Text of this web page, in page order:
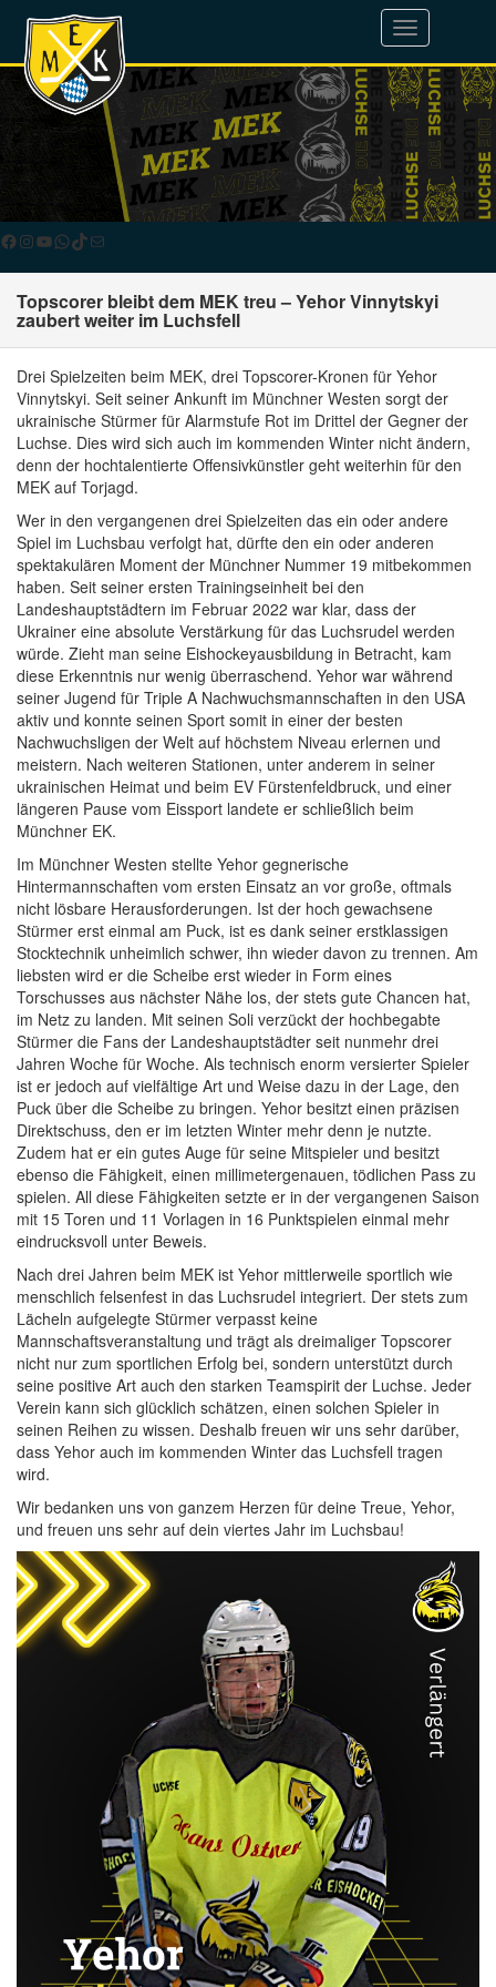
Toggle
navigation
Facebook
Instagram
YouTube
WhatsApp
TikTok
E-Mail
Topscorer bleibt dem MEK treu – Yehor Vinnytskyi
zaubert weiter im Luchsfell
Drei Spielzeiten beim MEK, drei Topscorer-Kronen für Yehor
Vinnytskyi. Seit seiner Ankunft im Münchner Westen sorgt der
ukrainische Stürmer für Alarmstufe Rot im Drittel der Gegner der
Luchse. Dies wird sich auch im kommenden Winter nicht ändern,
denn der hochtalentierte Offensivkünstler geht weiterhin für den
MEK auf Torjagd.
Wer in den vergangenen drei Spielzeiten das ein oder andere
Spiel im Luchsbau verfolgt hat, dürfte den ein oder anderen
spektakulären Moment der Münchner Nummer 19 mitbekommen
haben. Seit seiner ersten Trainingseinheit bei den
Landeshauptstädtern im Februar 2022 war klar, dass der
Ukrainer eine absolute Verstärkung für das Luchsrudel werden
würde. Zieht man seine Eishockeyausbildung in Betracht, kam
diese Erkenntnis nur wenig überraschend. Yehor war während
seiner Jugend für Triple A Nachwuchsmannschaften in den USA
aktiv und konnte seinen Sport somit in einer der besten
Nachwuchsligen der Welt auf höchstem Niveau erlernen und
meistern. Nach weiteren Stationen, unter anderem in seiner
ukrainischen Heimat und beim EV Fürstenfeldbruck, und einer
längeren Pause vom Eissport landete er schließlich beim
Münchner EK.
Im Münchner Westen stellte Yehor gegnerische
Hintermannschaften vom ersten Einsatz an vor große, oftmals
nicht lösbare Herausforderungen. Ist der hoch gewachsene
Stürmer erst einmal am Puck, ist es dank seiner erstklassigen
Stocktechnik unheimlich schwer, ihn wieder davon zu trennen. Am
liebsten wird er die Scheibe erst wieder in Form eines
Torschusses aus nächster Nähe los, der stets gute Chancen hat,
im Netz zu landen. Mit seinen Soli verzückt der hochbegabte
Stürmer die Fans der Landeshauptstädter seit nunmehr drei
Jahren Woche für Woche. Als technisch enorm versierter Spieler
ist er jedoch auf vielfältige Art und Weise dazu in der Lage, den
Puck über die Scheibe zu bringen. Yehor besitzt einen präzisen
Direktschuss, den er im letzten Winter mehr denn je nutzte.
Zudem hat er ein gutes Auge für seine Mitspieler und besitzt
ebenso die Fähigkeit, einen millimetergenauen, tödlichen Pass zu
spielen. All diese Fähigkeiten setzte er in der vergangenen Saison
mit 15 Toren und 11 Vorlagen in 16 Punktspielen einmal mehr
eindrucksvoll unter Beweis.
Nach drei Jahren beim MEK ist Yehor mittlerweile sportlich wie
menschlich felsenfest in das Luchsrudel integriert. Der stets zum
Lächeln aufgelegte Stürmer verpasst keine
Mannschaftsveranstaltung und trägt als dreimaliger Topscorer
nicht nur zum sportlichen Erfolg bei, sondern unterstützt durch
seine positive Art auch den starken Teamspirit der Luchse. Jeder
Verein kann sich glücklich schätzen, einen solchen Spieler in
seinen Reihen zu wissen. Deshalb freuen wir uns sehr darüber,
dass Yehor auch im kommenden Winter das Luchsfell tragen
wird.
Wir bedanken uns von ganzem Herzen für deine Treue, Yehor,
und freuen uns sehr auf dein viertes Jahr im Luchsbau!